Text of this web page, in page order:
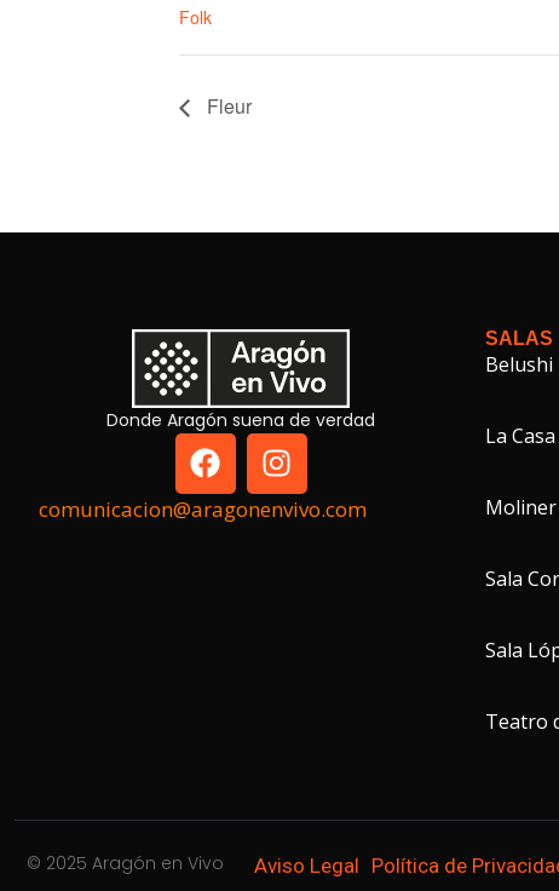
Folk
Fleur
Donde Aragón suena de verdad
comunicacion@aragonenvivo.com
SALAS
Belushi
La
Moliner
Sala
Sala
Teatro
© 2025 Aragón en Vivo Aviso Legal Política de